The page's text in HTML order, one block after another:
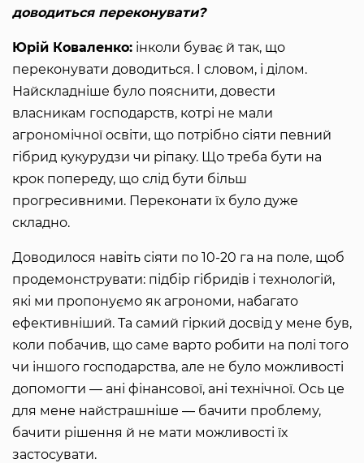
доводиться переконувати?
Юрій Коваленко: інколи буває й так, що
переконувати доводиться. І словом, і ділом.
Найскладніше було пояснити, довести
власникам господарств, котрі не мали
агрономічної освіти, що потрібно сіяти певний
гібрид кукурудзи чи ріпаку. Що треба бути на
крок попереду, що слід бути більш
прогресивними. Переконати їх було дуже
складно.
Доводилося навіть сіяти по 10-20 га на поле, щоб
продемонструвати: підбір гібридів і технологій,
які ми пропонуємо як агрономи, набагато
ефективніший. Та самий гіркий досвід у мене був,
коли побачив, що саме варто робити на полі того
чи іншого господарства, але не було можливості
допомогти — ані фінансової, ані технічної. Ось це
для мене найстрашніше — бачити проблему,
бачити рішення й не мати можливості їх
застосувати.